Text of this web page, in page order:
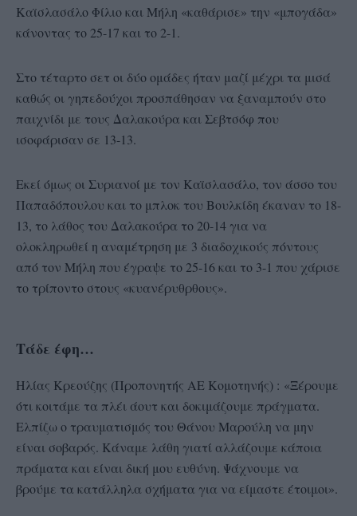
Καϊσλασάλο Φίλιο και Μήλη «καθάρισε» την «μπογάδα»
κάνοντας το 25-17 και το 2-1.
Στο τέταρτο σετ οι δύο ομάδες ήταν μαζί μέχρι τα μισά
καθώς οι γηπεδούχοι προσπάθησαν να ξαναμπούν στο
παιχνίδι με τους Δαλακούρα και Σεβτσόφ που
ισοφάρισαν σε 13-13.
Εκεί όμως οι Συριανοί με τον Καϊσλασάλο, τον άσσο του
Παπαδόπουλου και το μπλοκ του Βουλκίδη έκαναν το 18-
13, το λάθος του Δαλακούρα το 20-14 για να
ολοκληρωθεί η αναμέτρηση με 3 διαδοχικούς πόντους
από τον Μήλη που έγραψε το 25-16 και το 3-1 που χάρισε
το τρίποντο στους «κυανέρυθρθους».
Τάδε έφη…
Ηλίας Κρεούζης (Προπονητής ΑΕ Κομοτηνής) : «Ξέρουμε
ότι κοιτάμε τα πλέι άουτ και δοκιμάζουμε πράγματα.
Ελπίζω ο τραυματισμός του Θάνου Μαρούλη να μην
είναι σοβαρός. Κάναμε λάθη γιατί αλλάζουμε κάποια
πράματα και είναι δική μου ευθύνη. Ψάχνουμε να
βρούμε τα κατάλληλα σχήματα για να είμαστε έτοιμοι».